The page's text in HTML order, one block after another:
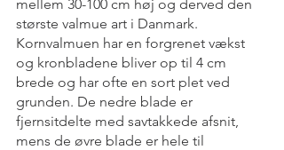
mellem 30-100 cm høj og derved den
største valmue art i Danmark.
Kornvalmuen har en forgrenet vækst
og kronbladene bliver op til 4 cm
brede og har ofte en sort plet ved
grunden. De nedre blade er
fjernsitdelte med savtakkede afsnit,
mens de øvre blade er hele til